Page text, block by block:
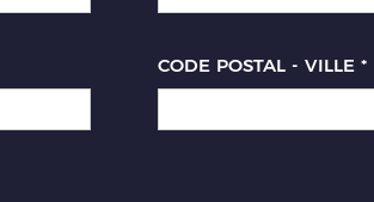
CODE POSTAL - VILLE *